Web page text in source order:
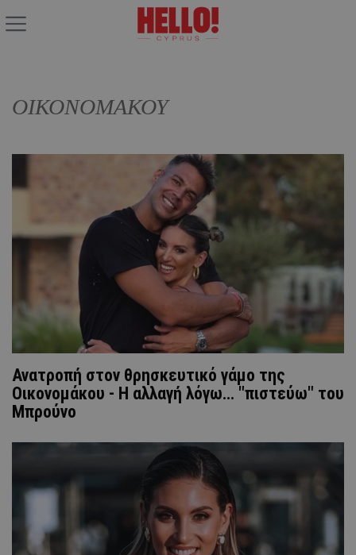
ΟΙΚΟΝΟΜΑΚΟΥ
Ανατροπή στον θρησκευτικό γάμο της
Οικονομάκου - Η αλλαγή λόγω... "πιστεύω" του
Μπρούνο